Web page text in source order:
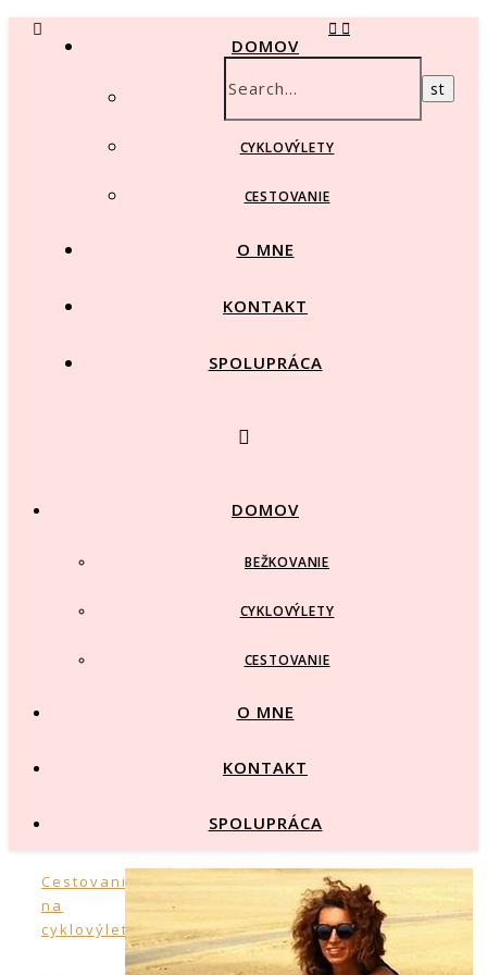
DOMOV
BEŽKOVANIE
CYKLOVÝLETY
CESTOVANIE
O MNE
KONTAKT
SPOLUPRÁCA
DOMOV
BEŽKOVANIE
CYKLOVÝLETY
CESTOVANIE
O MNE
KONTAKT
SPOLUPRÁCA
Cestovanie
na
cyklovýlety